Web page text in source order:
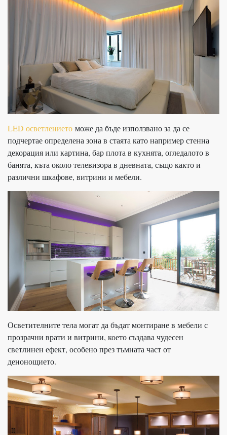
LED осветлението може да бъде използвано за да се
подчертае определена зона в стаята като например стенна
декорация или картина, бар плота в кухнята, огледалото в
банята, къта около телевизора в дневната, също както и
различни шкафове, витрини и мебели.
Осветителните тела могат да бъдат монтиране в мебели с
прозрачни врати и витрини, което създава чудесен
светлинен ефект, особено през тъмната част от
денонощието.